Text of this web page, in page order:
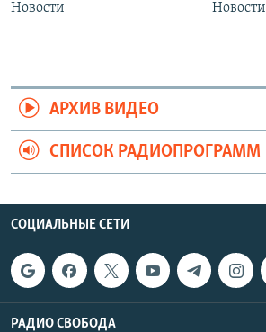
Новости Новости
АРХИВ ВИДЕО
СПИСОК РАДИОПРОГРАММ
СОЦИАЛЬНЫЕ СЕТИ
РАДИО СВОБОДА